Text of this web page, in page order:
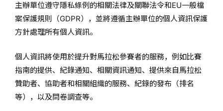
主辦單位遵守隱私條例的相關法律及關聯法令和EU一般檔
案保護規則（GDPR），並將遵循主辦單位的個人資訊保護
方針處理所有個人資訊。
個人資訊將使用於提升對馬拉松參賽者的服務，例如比賽
指南的提供、紀錄通知、相關資訊通知、提供來自馬拉松
贊助者、協助者和相關組織的服務、紀錄的發布（排名
等），以及問卷調查等。